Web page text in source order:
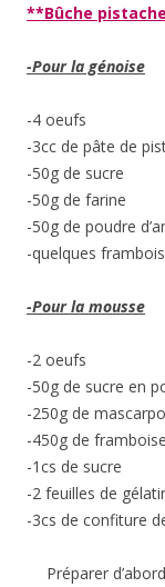
**Bûche
-Pour la génoise
-4 oeufs
-3cc de pâte de
-50g de sucre
-50g de farine
-50g de poudre
-quelques
-Pour la mousse
-2 oeufs
-50g de sucre en
-250g de
-450g de
-1cs de sucre
-2 feuilles de
-3cs de confiture
Préparer